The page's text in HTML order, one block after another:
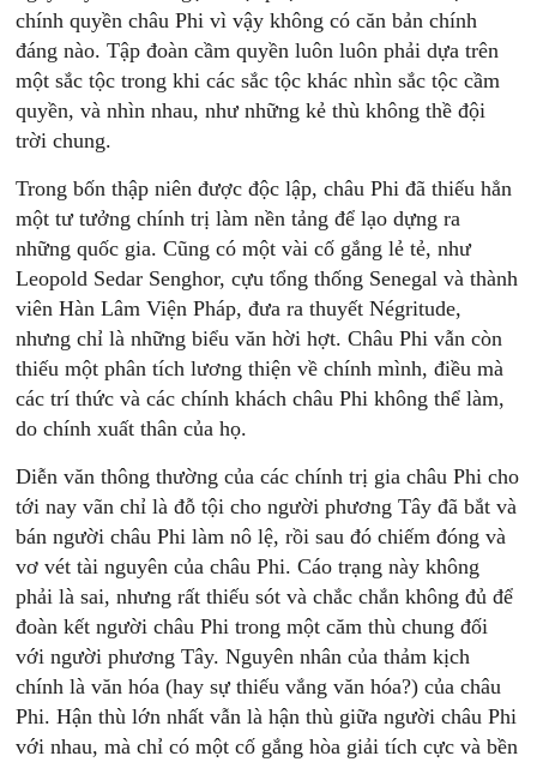
chính quyền châu Phi vì vậy không có căn bản chính
đáng nào. Tập đoàn cầm quyền luôn luôn phải dựa trên
một sắc tộc trong khi các sắc tộc khác nhìn sắc tộc cầm
quyền, và nhìn nhau, như những kẻ thù không thề đội
trời chung.
Trong bốn thập niên được độc lập, châu Phi đã thiếu hẳn
một tư tưởng chính trị làm nền tảng để lạo dựng ra
những quốc gia. Cũng có một vài cố gắng lẻ tẻ, như
Leopold Sedar Senghor, cựu tổng thống Senegal và thành
viên Hàn Lâm Viện Pháp, đưa ra thuyết Négritude,
nhưng chỉ là những biểu văn hời hợt. Châu Phi vẫn còn
thiếu một phân tích lương thiện về chính mình, điều mà
các trí thức và các chính khách châu Phi không thể làm,
do chính xuất thân của họ.
Diễn văn thông thường của các chính trị gia châu Phi cho
tới nay vãn chỉ là đỗ tội cho người phương Tây đã bắt và
bán người châu Phi làm nô lệ, rồi sau đó chiếm đóng và
vơ vét tài nguyên của châu Phi. Cáo trạng này không
phải là sai, nhưng rất thiếu sót và chắc chắn không đủ để
đoàn kết người châu Phi trong một căm thù chung đối
với người phương Tây. Nguyên nhân của thảm kịch
chính là văn hóa (hay sự thiếu vắng văn hóa?) của châu
Phi. Hận thù lớn nhất vẫn là hận thù giữa người châu Phi
với nhau, mà chỉ có một cố gắng hòa giải tích cực và bền